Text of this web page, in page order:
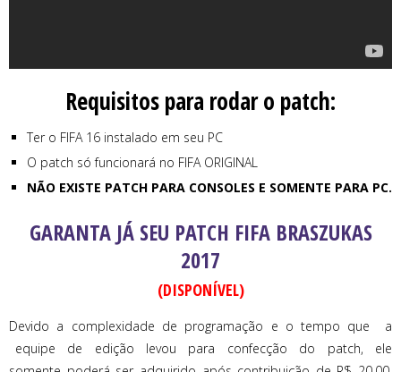
Requisitos para rodar o patch:
Ter o FIFA 16 instalado em seu PC
O patch só funcionará no FIFA ORIGINAL
NÃO EXISTE PATCH PARA CONSOLES E SOMENTE PARA PC.
GARANTA JÁ SEU PATCH FIFA BRASZUKAS
2017
(DISPONÍVEL)
Devido a complexidade de programação e o tempo que a
equipe de edição levou para confecção do patch, ele